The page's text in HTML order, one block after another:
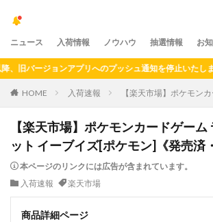
ニュース 入荷情報 ノウハウ 抽選情報 お
ジョンアプリへのプッシュ通知を停止いたします。）
HOME 入荷速報 【楽天市場】ポケモン
【楽天市場】ポケモンカードゲーム
ット イーブイズ[ポケモン]《発売済
本ページのリンクには広告が含まれています。
入荷速報
楽天市場
商品詳細ページ